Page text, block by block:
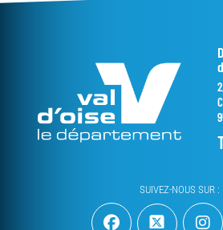
SUIVEZ-NOUS SUR :